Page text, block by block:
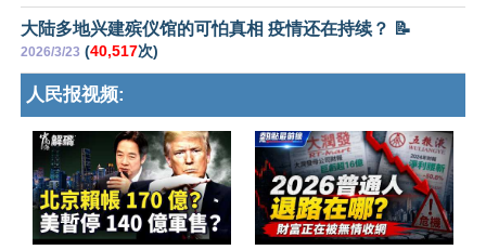
大陆多地兴建殡仪馆的可怕真相 疫情还在持续？ 📝
2026/3/23 (40,517次)
人民报视频: